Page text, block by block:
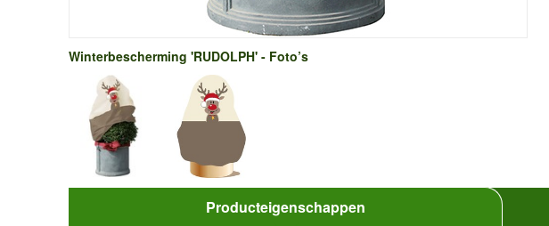
Winterbescherming 'RUDOLPH' - Foto’s
Producteigenschappen